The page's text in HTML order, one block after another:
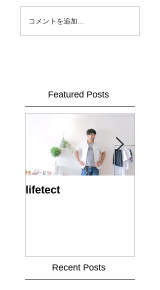
コメントを追加…
Featured Posts
lifetect
Recent Posts